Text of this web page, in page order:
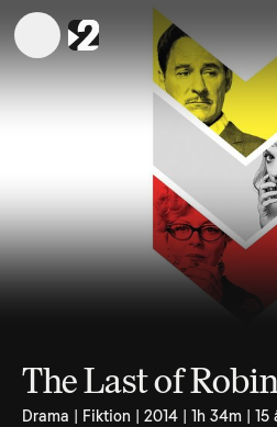
The Last of
Drama | Fiktion | 2014 | 1h 34m | 15